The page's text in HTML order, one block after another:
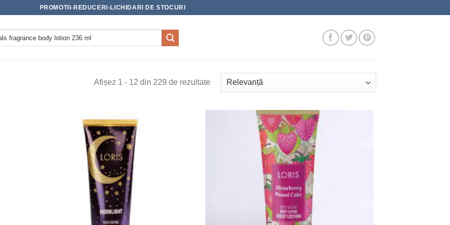
PROMOTII-REDUCERI-LICHIDARI DE STOCURI
Afișez 1 - 12 din 229 de rezultate